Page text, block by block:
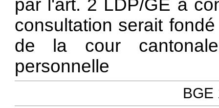
par l'art. 2 LDP/GE à
consultation serait
de la cour
personnelle
BGE